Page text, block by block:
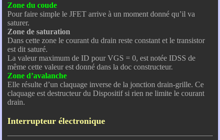
Zone du coude
Pour faire simple le JFET arrive à un moment donné qu’il va
saturer.
Zone de saturation
Dans cette zone le courant du drain reste constant et le transistor
est dit saturé.
La valeur maximum de ID pour VGS = 0, est notée IDSS de
même cette valeur est donné dans la doc constructeur.
Zone d’avalanche
Elle résulte d’un claquage inverse de la jonction drain-grille. Ce
claquage est destructeur du Dispositif si rien ne limite le courant
drain.
Interrupteur électronique